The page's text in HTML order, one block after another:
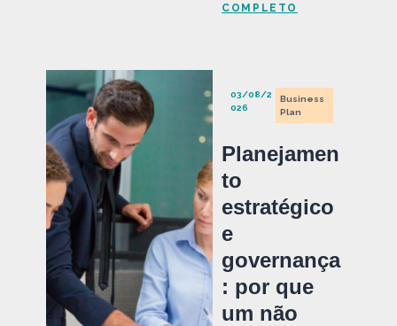
COMPLETO
03/08/2
026
Business
Plan
Planejamen
to
estratégico
e
governança
: por que
um não